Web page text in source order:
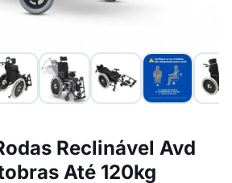
Reclinável Avd
Até 120kg